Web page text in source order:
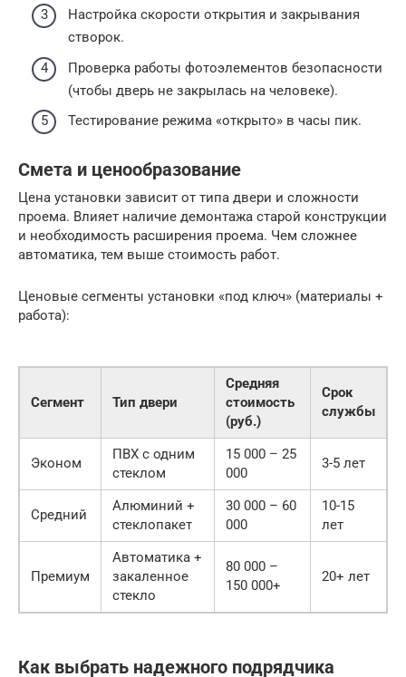
Настройка скорости открытия и закрывания
створок.
Проверка работы фотоэлементов безопасности
(чтобы дверь не закрылась на человеке).
Тестирование режима «открыто» в часы пик.
Смета и ценообразование
Цена установки зависит от типа двери и сложности
проема. Влияет наличие демонтажа старой конструкции
и необходимость расширения проема. Чем сложнее
автоматика, тем выше стоимость работ.
Ценовые сегменты установки «под ключ» (материалы +
работа):
Сегмент Тип двери
Средняя
стоимость
(руб.)
Срок
службы
Эконом
ПВХ с одним
стеклом
15 000 – 25
000
3-5 лет
Средний
Алюминий +
стеклопакет
30 000 – 60
000
10-15
лет
Премиум
Автоматика +
закаленное
стекло
80 000 –
150 000+
20+ лет
Как выбрать надежного подрядчика